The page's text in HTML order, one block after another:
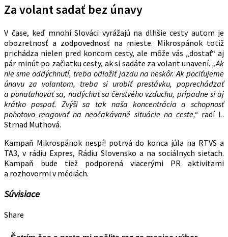
Za volant sadať bez únavy
V čase, keď mnohí Slováci vyrážajú na dlhšie cesty autom je
obozretnosť a zodpovednosť na mieste. Mikrospánok totiž
prichádza nielen pred koncom cesty, ale môže vás „dostať“ aj
pár minút po začiatku cesty, ak si sadáte za volant unavení. „Ak
nie sme oddýchnutí, treba odložiť jazdu na neskôr. Ak pociťujeme
únavu za volantom, treba si urobiť prestávku, poprechádzať
a ponaťahovať sa, nadýchať sa čerstvého vzduchu, prípadne si aj
krátko pospať. Zvýši sa tak naša koncentrácia a schopnosť
pohotovo reagovať na neočakávané situácie na ceste,“ radí L.
Strnad Muthová.
Kampaň Mikrospánok nespí! potrvá do konca júla na RTVS a
TA3, v rádiu Expres, Rádiu Slovensko a na sociálnych sieťach.
Kampaň bude tiež podporená viacerými PR aktivitami
a rozhovormi v médiách.
Súvisiace
Share